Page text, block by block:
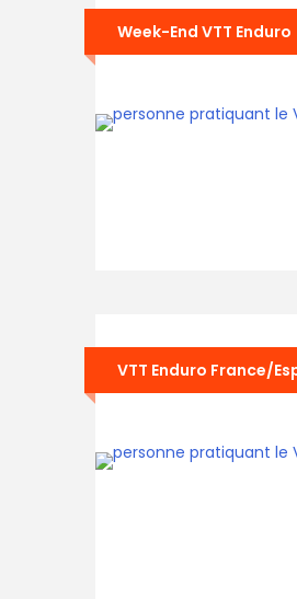
Week-End VTT Enduro
VTT Enduro France/